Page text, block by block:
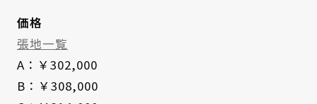
価格
張地一覧
A：￥302,000
B：￥308,000